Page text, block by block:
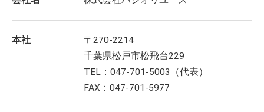
本社
〒270-2214
千葉県松戸市松飛台229
TEL：047-701-5003（代表）
FAX：047-701-5977